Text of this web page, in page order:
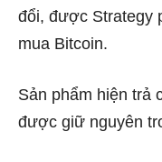
đổi, được Strategy
mua Bitcoin.
Sản phẩm hiện trả
được giữ nguyên